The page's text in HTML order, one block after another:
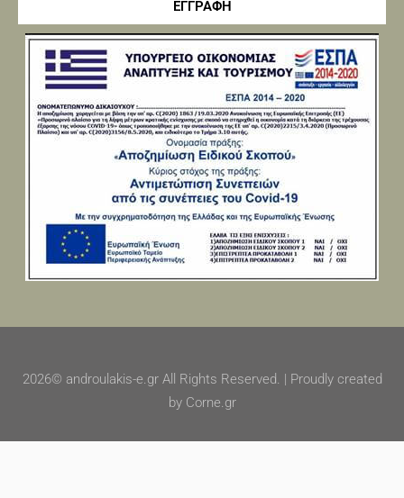
ΕΓΓΡΑΦΗ
2026© androulakis-e.gr All Rights Reserved. | Proudly created
by Corne.gr